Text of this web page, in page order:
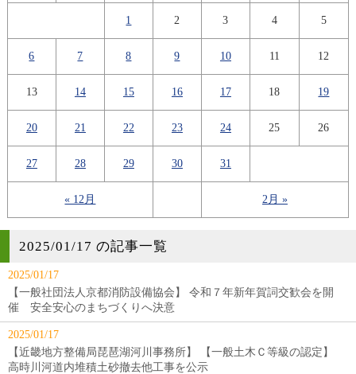
« 12月 2月 »
1 2 3 4 5
6 7 8 9 10 11 12
13 14 15 16 17 18 19
20 21 22 23 24 25 26
27 28 29 30 31
2025/01/17 の記事一覧
2025/01/17
【一般社団法人京都消防設備協会】 令和７年新年賀詞交歓会を開
催 安全安心のまちづくりへ決意
2025/01/17
【近畿地方整備局琵琶湖河川事務所】 【一般土木Ｃ等級の認定】
高時川河道内堆積土砂撤去他工事を公示